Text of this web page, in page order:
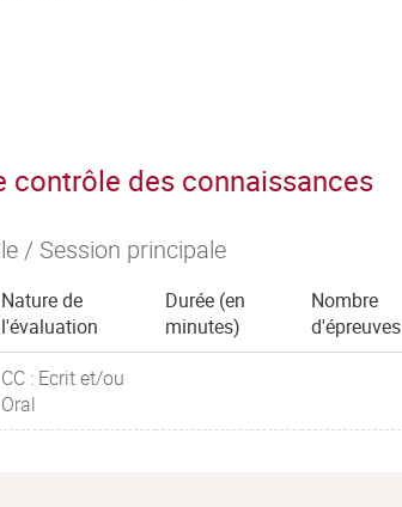
contrôle des connaissances
/ Session principale
Nature de
l'évaluation
Durée (en
minutes)
Nombre
d'épreuves
CC : Ecrit et/ou
Oral